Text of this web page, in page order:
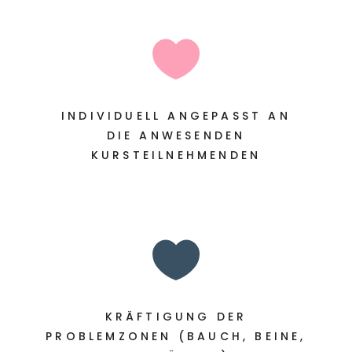

INDIVIDUELL ANGEPASST AN
DIE ANWESENDEN
KURSTEILNEHMENDEN

KRÄFTIGUNG DER
PROBLEMZONEN (BAUCH, BEINE,